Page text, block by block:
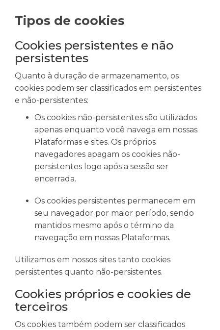
Tipos de cookies
Cookies persistentes e não
persistentes
Quanto à duração de armazenamento, os
cookies podem ser classificados em persistentes
e não-persistentes:
Os cookies não-persistentes são utilizados
apenas enquanto você navega em nossas
Plataformas e sites. Os próprios
navegadores apagam os cookies não-
persistentes logo após a sessão ser
encerrada.
Os cookies persistentes permanecem em
seu navegador por maior período, sendo
mantidos mesmo após o término da
navegação em nossas Plataformas.
Utilizamos em nossos sites tanto cookies
persistentes quanto não-persistentes.
Cookies próprios e cookies de
terceiros
Os cookies também podem ser classificados